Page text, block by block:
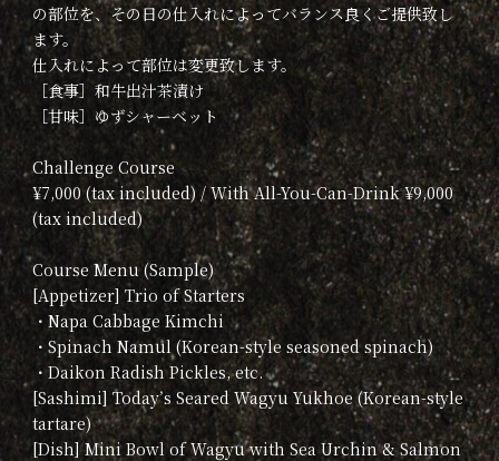
の部位を、その日の仕入れによってバランス良くご提供致し
ます。
仕入れによって部位は変更致します。
［食事］和牛出汁茶漬け
［甘味］ゆずシャーベット
Challenge Course
¥7,000 (tax included) / With All-You-Can-Drink ¥9,000
(tax included)
Course Menu (Sample)
[Appetizer] Trio of Starters
・Napa Cabbage Kimchi
・Spinach Namul (Korean-style seasoned spinach)
・Daikon Radish Pickles, etc.
[Sashimi] Today’s Seared Wagyu Yukhoe (Korean-style
tartare)
[Dish] Mini Bowl of Wagyu with Sea Urchin & Salmon